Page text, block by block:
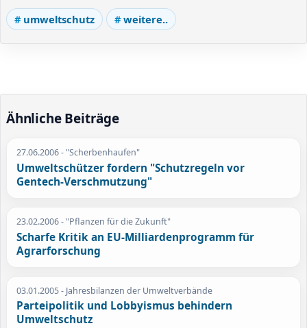
umweltschutz weitere..
Ähnliche Beiträge
27.06.2006- "Scherbenhaufen"
Umweltschützer fordern "Schutzregeln vor
Gentech-Verschmutzung"
23.02.2006- "Pflanzen für die Zukunft"
Scharfe Kritik an EU-Milliardenprogramm für
Agrarforschung
03.01.2005- Jahresbilanzen der Umweltverbände
Parteipolitik und Lobbyismus behindern
Umweltschutz